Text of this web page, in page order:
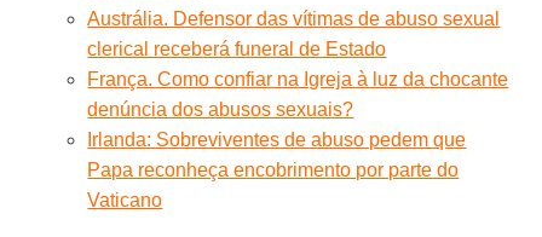
Austrália. Defensor das vítimas de abuso sexual
clerical receberá funeral de Estado
França. Como confiar na Igreja à luz da chocante
denúncia dos abusos sexuais?
Irlanda: Sobreviventes de abuso pedem que
Papa reconheça encobrimento por parte do
Vaticano